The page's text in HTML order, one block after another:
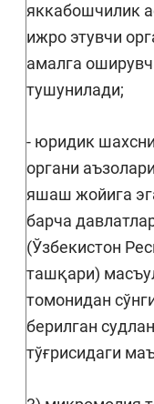
яккабошчилик
ижро этувчи
амалга
тушунилади;
- юридик
органи
яшаш жойига
барча
(Ўзбекистон
ташқари)
томонидан
берилган
тўғрисидаги